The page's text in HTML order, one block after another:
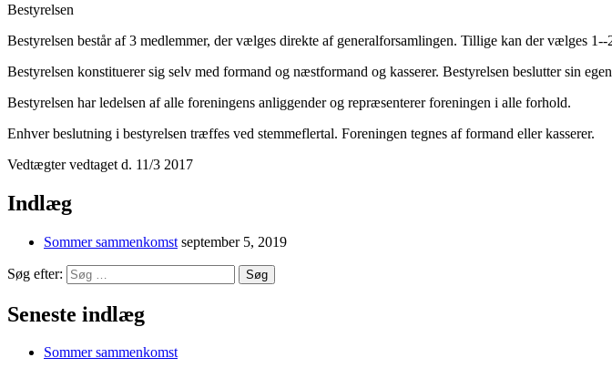
Bestyrelsen
Bestyrelsen består af 3 medlemmer, der vælges direkte af generalforsamlingen. Tillige kan der vælges 1-
Bestyrelsen konstituerer sig selv med formand og næstformand og kasserer. Bestyrelsen beslutter sin
Bestyrelsen har ledelsen af alle foreningens anliggender og repræsenterer foreningen i alle forhold.
Enhver beslutning i bestyrelsen træffes ved stemmeflertal. Foreningen tegnes af formand eller kasserer.
Vedtægter vedtaget d. 11/3 2017
Indlæg
Sommer sammenkomst september 5, 2019
Søg efter: Søg
Seneste indlæg
Sommer sammenkomst